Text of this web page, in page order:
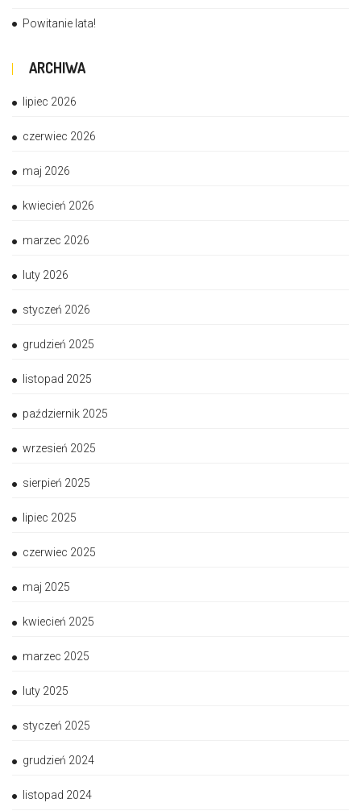
Powitanie lata!
ARCHIWA
lipiec 2026
czerwiec 2026
maj 2026
kwiecień 2026
marzec 2026
luty 2026
styczeń 2026
grudzień 2025
listopad 2025
październik 2025
wrzesień 2025
sierpień 2025
lipiec 2025
czerwiec 2025
maj 2025
kwiecień 2025
marzec 2025
luty 2025
styczeń 2025
grudzień 2024
listopad 2024